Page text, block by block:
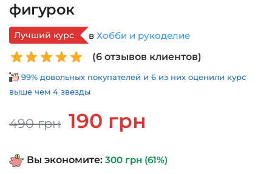
фигурок
Лучший курс в Хобби и рукоделие
(6отзывов клиентов)
99% довольных покупателей и 6 из них оценили курс
выше чем 4 звезды
490грн
Первоначальная
цена
490 грн.
190 грн
Вы экономите: 300 грн (61%)